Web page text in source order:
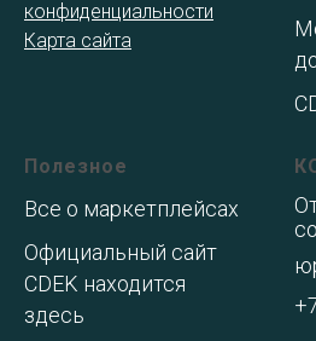
конфиденциальности
Карта сайта
Полезное
Все о маркетплейсах
Официальный сайт
CDEK находится
здесь